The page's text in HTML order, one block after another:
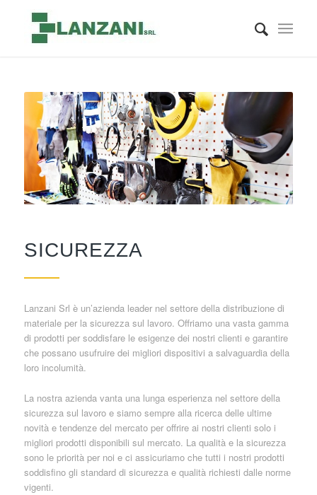
SICUREZZA
Lanzani Srl è un’azienda leader nel settore della distribuzione di
materiale per la sicurezza sul lavoro. Offriamo una vasta gamma
di prodotti per soddisfare le esigenze dei nostri clienti e garantire
che possano usufruire dei migliori dispositivi a salvaguardia della
loro incolumità.
La nostra azienda vanta una lunga esperienza nel settore della
sicurezza sul lavoro e siamo sempre alla ricerca delle ultime
novità e tendenze del mercato per offrire ai nostri clienti solo i
migliori prodotti disponibili sul mercato. La qualità e la sicurezza
sono le priorità per noi e ci assicuriamo che tutti i nostri prodotti
soddisfino gli standard di sicurezza e qualità richiesti dalle norme
vigenti.